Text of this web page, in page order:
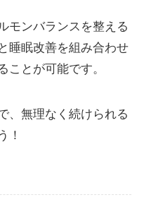
モンバランスを整える
睡眠改善を組み合わせ
ことが可能です。
、無理なく続けられる
！